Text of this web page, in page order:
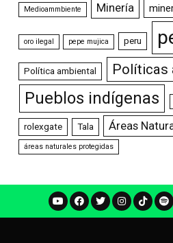
Medioammbiente Minería
oro ilegal pepe mujica peru
Política ambiental Políticas
Pueblos indígenas
rolexgate Tala Áreas
áreas naturales protegidas